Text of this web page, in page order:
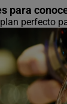
para
perfecto